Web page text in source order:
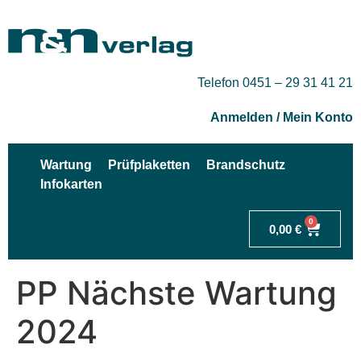
Telefon 0451 – 29 31 41 21
Anmelden / Mein Konto
Wartung Prüfplaketten
Brandschutz
Infokarten
0,00 €
0
PP Nächste Wartung
2024